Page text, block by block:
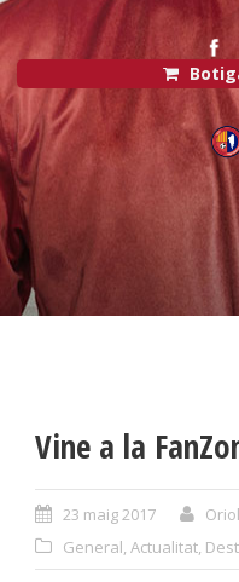
Vine a la
23 maig 2017
General, Actualitat,